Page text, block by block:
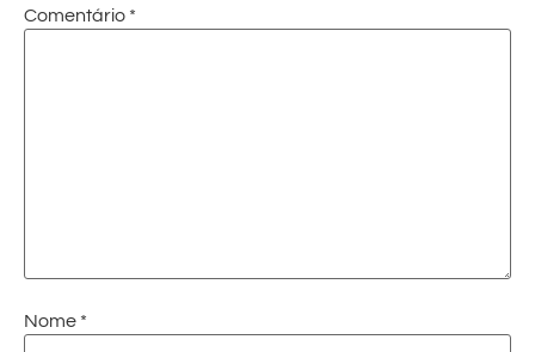
Comentário *
Nome *